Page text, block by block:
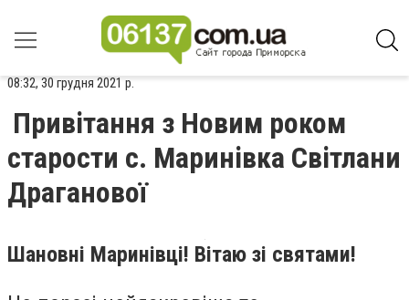
08:32, 30 грудня 2021 р.
Привітання з Новим роком
старости с. Маринівка Світлани
Драганової
Шановні Маринівці! Вітаю зі святами!